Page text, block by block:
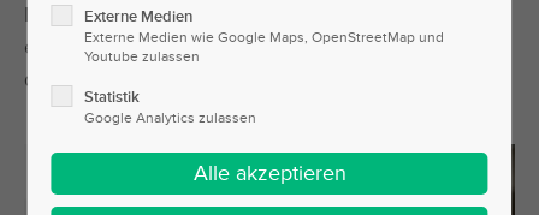
Mitarbeitern nachhaltig zu schützen. Dank einer
effizienten Vorsorge kann auch Ihr Unternehmen
die besten Voraussetzungen schaffen.
Externe Medien
Externe Medien wie Google Maps, OpenStreetMap und
Youtube zulassen
Statistik
Google Analytics zulassen